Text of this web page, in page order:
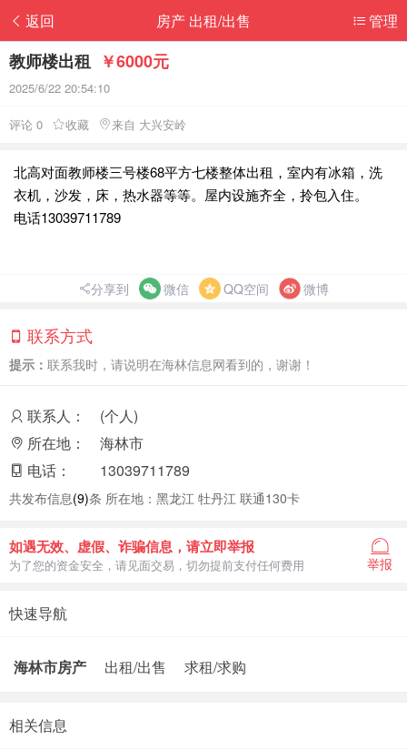
返回 管理
房产 出租/出售
教师楼出租 ￥6000元
2025/6/22 20:54:10
评论 0 收藏 来自 大兴安岭
北高对面教师楼三号楼68平方七楼整体出租，室内有冰箱，洗
衣机，沙发，床，热水器等等。屋内设施齐全，拎包入住。
电话13039711789
分享到 微信 QQ空间 微博
联系方式
提示： 联系我时，请说明在海林信息网看到的，谢谢！
联系人：
(个人)
所在地：
海林市
电话：
13039711789
共发布信息(9)条 所在地：黑龙江 牡丹江 联通130卡
如遇无效、虚假、诈骗信息，请立即举报
为了您的资金安全，请见面交易，切勿提前支付任何费用 举报
快速导航
海林市房产 出租/出售 求租/求购
相关信息